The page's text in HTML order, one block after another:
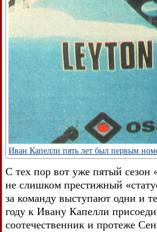
Иван Капелли пять лет был первым
С тех пор вот уже пятый сезон
не слишком престижный
за команду выступают одни и
году к Ивану Капелли
соотечественник и протеже